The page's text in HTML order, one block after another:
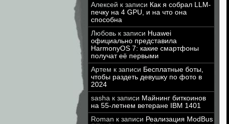
Алексей к записи Как я собрал LLM-
печку на 4 GPU, и на что она
способна
Любовь к записи Huawei
официально представила
HarmonyOS 7: какие смартфоны
получат её первыми
Артем к записи Бесплатные боты,
чтобы раздеть девушку по фото в
2024
sasha к записи Майнинг биткоинов
на 55-летнем ветеране IBM 1401
Roman к записи Реализация ModBus